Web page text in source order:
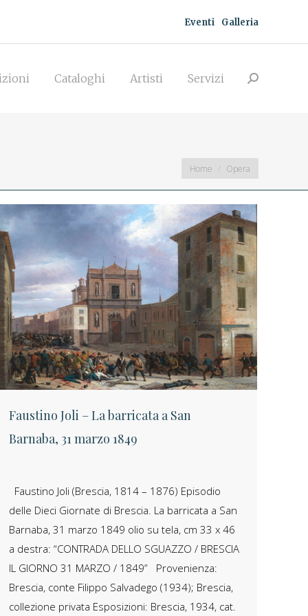
Eventi Galleria
Cataloghi Artisti Servizi Search:
You are here:
Home Opera
Faustino Joli – La barricata a San
Barnaba, 31 marzo 1849
Faustino Joli (Brescia, 1814 – 1876) Episodio
delle Dieci Giornate di Brescia. La barricata a San
Barnaba, 31 marzo 1849 olio su tela, cm 33 x 46
a destra: “CONTRADA DELLO SGUAZZO / BRESCIA
IL GIORNO 31 MARZO / 1849” Provenienza:
Brescia, conte Filippo Salvadego (1934); Brescia,
collezione privata Esposizioni: Brescia, 1934, cat.